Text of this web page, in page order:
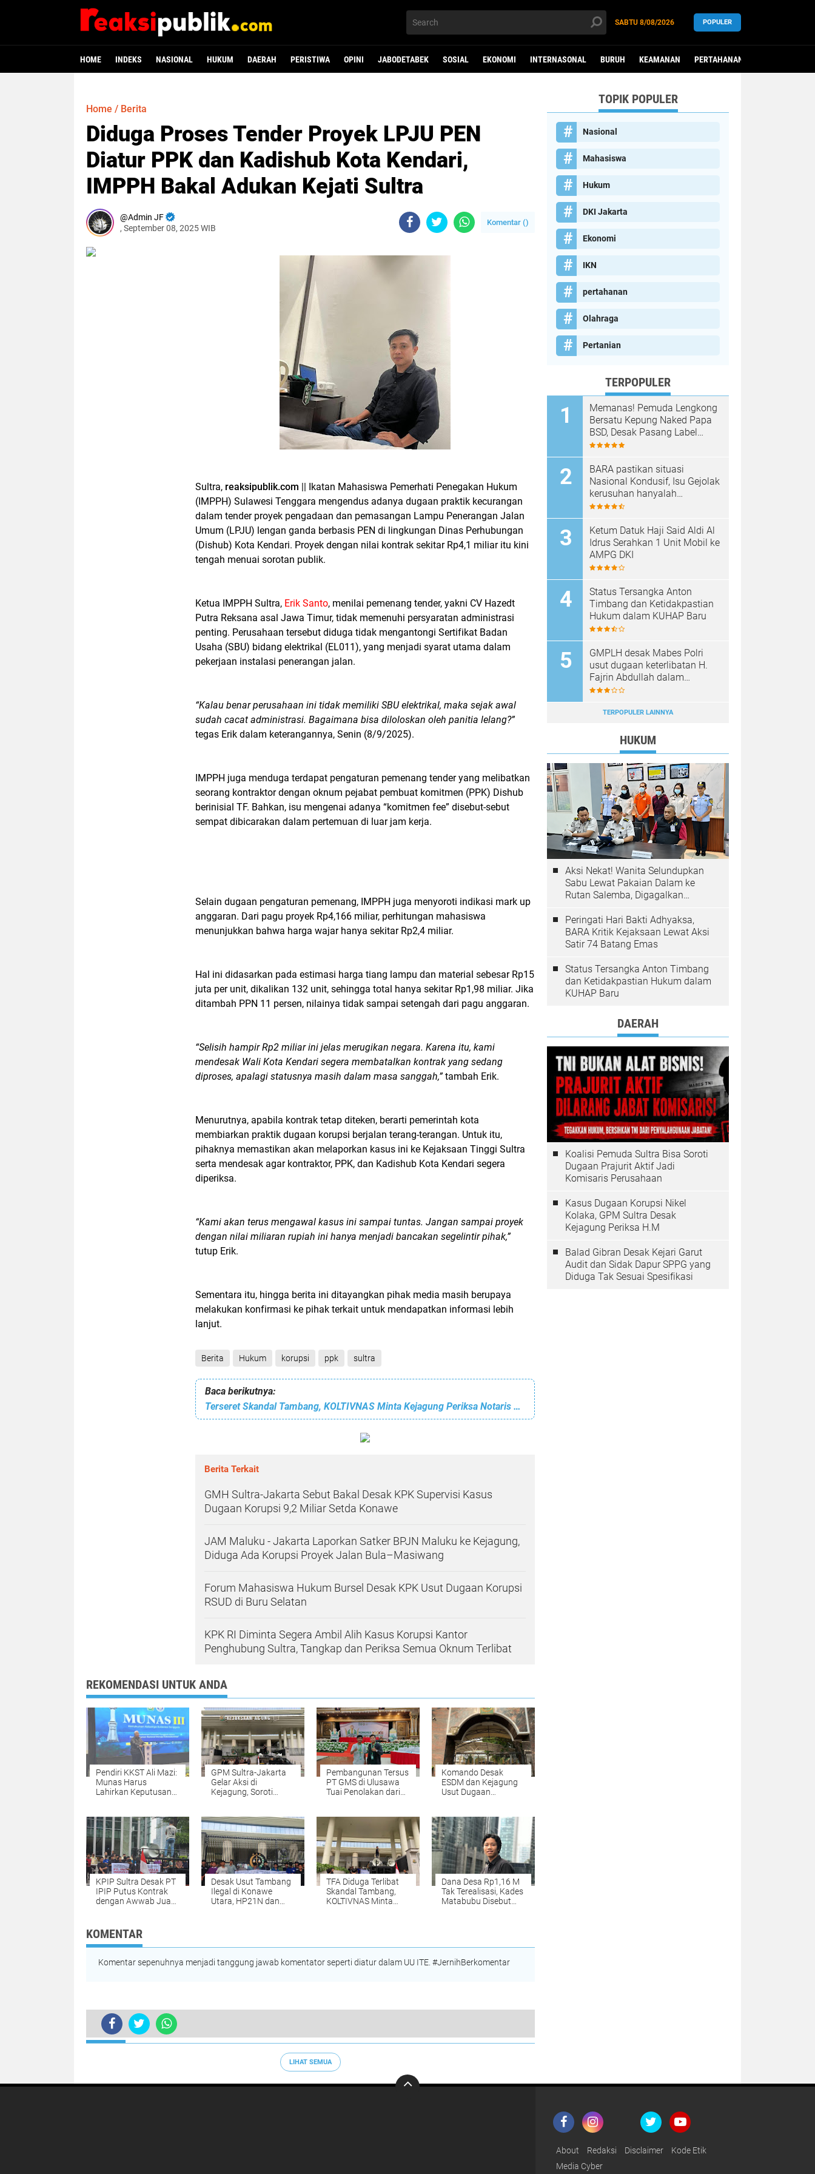
SABTU 8/08/2026 POPULER
HOME INDEKS NASIONAL HUKUM DAERAH PERISTIWA OPINI JABODETABEK SOSIAL EKONOMI INTERNASONAL BURUH KEAMANAN PERTAHANAN
Home / Berita
Diduga Proses Tender Proyek LPJU PEN
Diatur PPK dan Kadishub Kota Kendari,
IMPPH Bakal Adukan Kejati Sultra
Admin JF
, September 08, 2025 WIB
Komentar ()
Sultra, reaksipublik.com || Ikatan Mahasiswa Pemerhati Penegakan Hukum
(IMPPH) Sulawesi Tenggara mengendus adanya dugaan praktik kecurangan
dalam tender proyek pengadaan dan pemasangan Lampu Penerangan Jalan
Umum (LPJU) lengan ganda berbasis PEN di lingkungan Dinas Perhubungan
(Dishub) Kota Kendari. Proyek dengan nilai kontrak sekitar Rp4,1 miliar itu kini
tengah menuai sorotan publik.
Ketua IMPPH Sultra, Erik Santo, menilai pemenang tender, yakni CV Hazedt
Putra Reksana asal Jawa Timur, tidak memenuhi persyaratan administrasi
penting. Perusahaan tersebut diduga tidak mengantongi Sertifikat Badan
Usaha (SBU) bidang elektrikal (EL011), yang menjadi syarat utama dalam
pekerjaan instalasi penerangan jalan.
“Kalau benar perusahaan ini tidak memiliki SBU elektrikal, maka sejak awal
sudah cacat administrasi. Bagaimana bisa diloloskan oleh panitia lelang?”
tegas Erik dalam keterangannya, Senin (8/9/2025).
IMPPH juga menduga terdapat pengaturan pemenang tender yang melibatkan
seorang kontraktor dengan oknum pejabat pembuat komitmen (PPK) Dishub
berinisial TF. Bahkan, isu mengenai adanya “komitmen fee” disebut-sebut
sempat dibicarakan dalam pertemuan di luar jam kerja.
Selain dugaan pengaturan pemenang, IMPPH juga menyoroti indikasi mark up
anggaran. Dari pagu proyek Rp4,166 miliar, perhitungan mahasiswa
menunjukkan bahwa harga wajar hanya sekitar Rp2,4 miliar.
Hal ini didasarkan pada estimasi harga tiang lampu dan material sebesar Rp15
juta per unit, dikalikan 132 unit, sehingga total hanya sekitar Rp1,98 miliar. Jika
ditambah PPN 11 persen, nilainya tidak sampai setengah dari pagu anggaran.
“Selisih hampir Rp2 miliar ini jelas merugikan negara. Karena itu, kami
mendesak Wali Kota Kendari segera membatalkan kontrak yang sedang
diproses, apalagi statusnya masih dalam masa sanggah,”tambah Erik.
Menurutnya, apabila kontrak tetap diteken, berarti pemerintah kota
membiarkan praktik dugaan korupsi berjalan terang-terangan. Untuk itu,
pihaknya memastikan akan melaporkan kasus ini ke Kejaksaan Tinggi Sultra
serta mendesak agar kontraktor, PPK, dan Kadishub Kota Kendari segera
diperiksa.
“Kami akan terus mengawal kasus ini sampai tuntas. Jangan sampai proyek
dengan nilai miliaran rupiah ini hanya menjadi bancakan segelintir pihak,”
tutup Erik.
Sementara itu, hingga berita ini ditayangkan pihak media masih berupaya
melakukan konfirmasi ke pihak terkait untuk mendapatkan informasi lebih
lanjut.
Berita Hukum korupsi ppk sultra
Baca berikutnya:
Terseret Skandal Tambang, KOLTIVNAS Minta Kejagung Periksa Notaris TFA
Berita Terkait
GMH Sultra-Jakarta Sebut Bakal Desak KPK Supervisi Kasus
Dugaan Korupsi 9,2 Miliar Setda Konawe
JAM Maluku - Jakarta Laporkan Satker BPJN Maluku ke Kejagung,
Diduga Ada Korupsi Proyek Jalan Bula–Masiwang
Forum Mahasiswa Hukum Bursel Desak KPK Usut Dugaan Korupsi
RSUD di Buru Selatan
KPK RI Diminta Segera Ambil Alih Kasus Korupsi Kantor
Penghubung Sultra, Tangkap dan Periksa Semua Oknum Terlibat
REKOMENDASI UNTUK ANDA
Pendiri KKST Ali Mazi:
Munas Harus
Lahirkan Keputusan
GPM Sultra-Jakarta
Gelar Aksi di
Kejagung, Soroti
Perusahaan Besar di
Sultra
Pembangunan Tersus
PT GMS di Ulusawa
Tuai Penolakan dari
Komando Desak
ESDM dan Kejagung
Usut Dugaan
KPIP Sultra Desak PT
IPIP Putus Kontrak
dengan Awwab Juan
Desak Usut Tambang
Ilegal di Konawe
Utara, HP21N dan
TFA Diduga Terlibat
Skandal Tambang,
KOLTIVNAS Minta
Dana Desa Rp1,16 M
Tak Terealisasi, Kades
Matabubu Disebut
KOMENTAR
Komentar sepenuhnya menjadi tanggung jawab komentator seperti diatur dalam UU ITE. #JernihBerkomentar
Diduga Proses Tender Proyek LPJU PEN Diatur PPK dan Kadishub Kota Kendari, IMPPH Bakal Adukan Kejati Sultra
TERKINI
LIHAT SEMUA
TOPIK POPULER
Nasional
Mahasiswa
Hukum
DKI Jakarta
Ekonomi
IKN
pertahanan
Olahraga
Pertanian
TERPOPULER
Memanas! Pemuda Lengkong
Bersatu Kepung Naked Papa
BSD, Desak Pasang Label
Non-Halal dan Prioritaskan
BARA pastikan situasi
Nasional Kondusif, Isu Gejolak
kerusuhan hanyalah
Propaganda para oknum
Ketum Datuk Haji Said Aldi Al
Idrus Serahkan 1 Unit Mobil ke
AMPG DKI
Status Tersangka Anton
Timbang dan Ketidakpastian
Hukum dalam KUHAP Baru
GMPLH desak Mabes Polri
usut dugaan keterlibatan H.
Fajrin Abdullah dalam
penjualan ore nilkel ilegal
TERPOPULER LAINNYA
HUKUM
Aksi Nekat! Wanita Selundupkan
Sabu Lewat Pakaian Dalam ke
Rutan Salemba, Digagalkan
Peringati Hari Bakti Adhyaksa,
BARA Kritik Kejaksaan Lewat Aksi
Satir 74 Batang Emas
Status Tersangka Anton Timbang
dan Ketidakpastian Hukum dalam
KUHAP Baru
DAERAH
Koalisi Pemuda Sultra Bisa Soroti
Dugaan Prajurit Aktif Jadi
Komisaris Perusahaan
Kasus Dugaan Korupsi Nikel
Kolaka, GPM Sultra Desak
Kejagung Periksa H.M
Balad Gibran Desak Kejari Garut
Audit dan Sidak Dapur SPPG yang
Diduga Tak Sesuai Spesifikasi
About Redaksi Disclaimer
Kode Etik
Media Cyber